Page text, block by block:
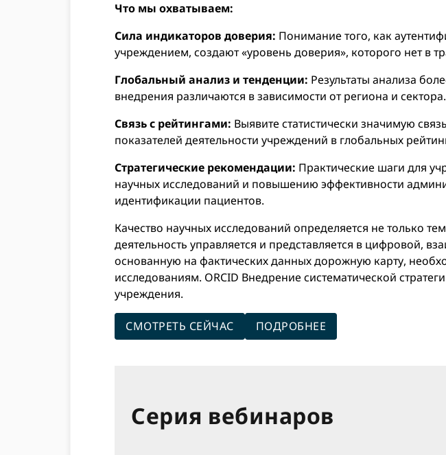
Что мы охватываем:
Сила индикаторов доверия: Понимание того, как
учреждением, создают «уровень доверия», которого нет в
Глобальный анализ и тенденции: Результаты анализа
внедрения различаются в зависимости от региона и сектора.
Связь с рейтингами: Выявите статистически значимую
показателей деятельности учреждений в глобальных
Стратегические рекомендации: Практические шаги для
научных исследований и повышению эффективности
идентификации пациентов.
Качество научных исследований определяется не только
деятельность управляется и представляется в цифровой,
основанную на фактических данных дорожную карту,
исследованиям. ORCID Внедрение систематической
учреждения.
СМОТРЕТЬ СЕЙЧАС ПОДРОБНЕЕ
Серия вебинаров